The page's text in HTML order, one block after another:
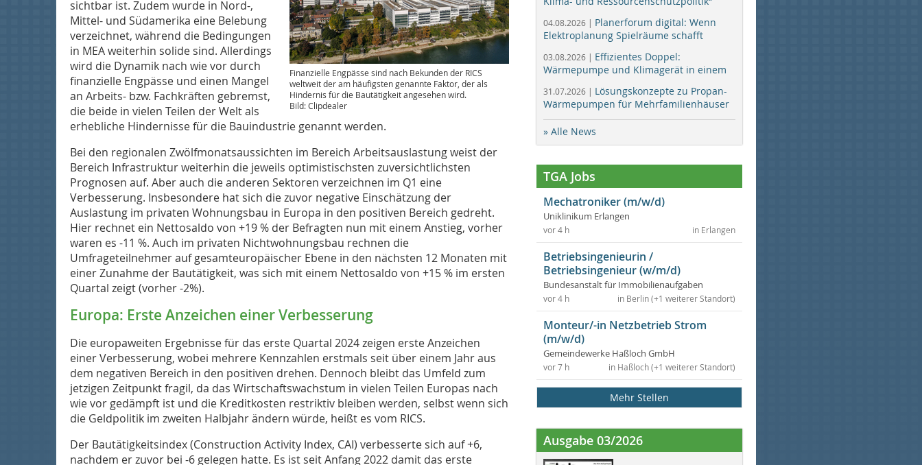
Finanzielle Engpässe sind nach Bekunden der RICS
weltweit der am häufigsten genannte Faktor, der als
Hindernis für die Bautätigkeit angesehen wird.
Bild: Clipdealer
sichtbar ist. Zudem wurde in Nord-,
Mittel- und Südamerika eine Belebung
verzeichnet, während die Bedingungen
in MEA weiterhin solide sind. Allerdings
wird die Dynamik nach wie vor durch
finanzielle Engpässe und einen Mangel
an Arbeits- bzw. Fachkräften gebremst,
die beide in vielen Teilen der Welt als
erhebliche Hindernisse für die Bauindustrie genannt werden.
Bei den regionalen Zwölfmonatsaussichten im Bereich Arbeitsauslastung weist der
Bereich Infrastruktur weiterhin die jeweils optimistischsten zuversichtlichsten
Prognosen auf. Aber auch die anderen Sektoren verzeichnen im Q1 eine
Verbesserung. Insbesondere hat sich die zuvor negative Einschätzung der
Auslastung im privaten Wohnungsbau in Europa in den positiven Bereich gedreht.
Hier rechnet ein Nettosaldo von +19 % der Befragten nun mit einem Anstieg, vorher
waren es -11 %. Auch im privaten Nichtwohnungsbau rechnen die
Umfrageteilnehmer auf gesamteuropäischer Ebene in den nächsten 12 Monaten mit
einer Zunahme der Bautätigkeit, was sich mit einem Nettosaldo von +15 % im ersten
Quartal zeigt (vorher -2%).
Europa: Erste Anzeichen einer Verbesserung
Die europaweiten Ergebnisse für das erste Quartal 2024 zeigen erste Anzeichen
einer Verbesserung, wobei mehrere Kennzahlen erstmals seit über einem Jahr aus
dem negativen Bereich in den positiven drehen. Dennoch bleibt das Umfeld zum
jetzigen Zeitpunkt fragil, da das Wirtschaftswachstum in vielen Teilen Europas nach
wie vor gedämpft ist und die Kreditkosten restriktiv bleiben werden, selbst wenn sich
die Geldpolitik im zweiten Halbjahr ändern würde, heißt es vom RICS.
Der Bautätigkeitsindex (Construction Activity Index, CAI) verbesserte sich auf +6,
nachdem er zuvor bei -6 gelegen hatte. Es ist seit Anfang 2022 damit das erste
04.08.2026 | Planerforum digital: Wenn
Elektroplanung Spielräume schafft
03.08.2026 | Effizientes Doppel:
Wärmepumpe und Klimagerät in einem
31.07.2026 | Lösungskonzepte zu Propan-
Wärmepumpen für Mehrfamilienhäuser
» Alle News
TGA Jobs
Mechatroniker (m/w/d)
Uniklinikum Erlangen
in Erlangen
vor 4 h
Betriebsingenieurin /
Betriebsingenieur (w/m/d)
Bundesanstalt für Immobilienaufgaben
in Berlin (+1 weiterer Standort)
vor 4 h
Monteur/-in Netzbetrieb Strom
(m/w/d)
Gemeindewerke Haßloch GmbH
in Haßloch (+1 weiterer Standort)
vor 7 h
Mehr Stellen
Ausgabe 03/2026